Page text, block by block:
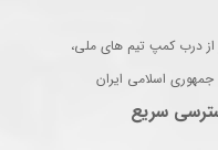
از درب کمپ تیم های ملی،
اسلامی ایران
سریع